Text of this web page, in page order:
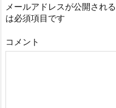
メールアドレスが公開され
は必須項目です
コメント